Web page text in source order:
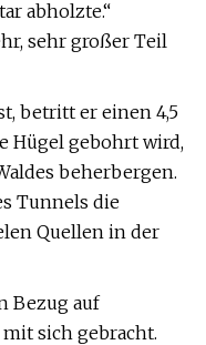
abholzte.“
sehr großer Teil
betritt er einen 4,5
Hügel gebohrt wird,
beherbergen.
Tunnels die
Quellen in der
Bezug auf
sich gebracht.